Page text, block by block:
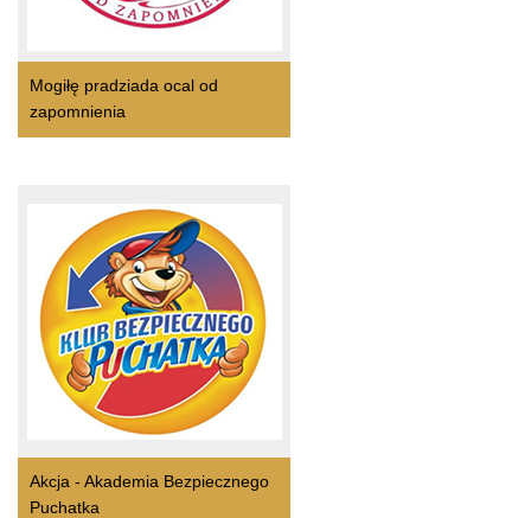
Mogiłę pradziada ocal od
zapomnienia
Akcja - Akademia Bezpiecznego
Puchatka